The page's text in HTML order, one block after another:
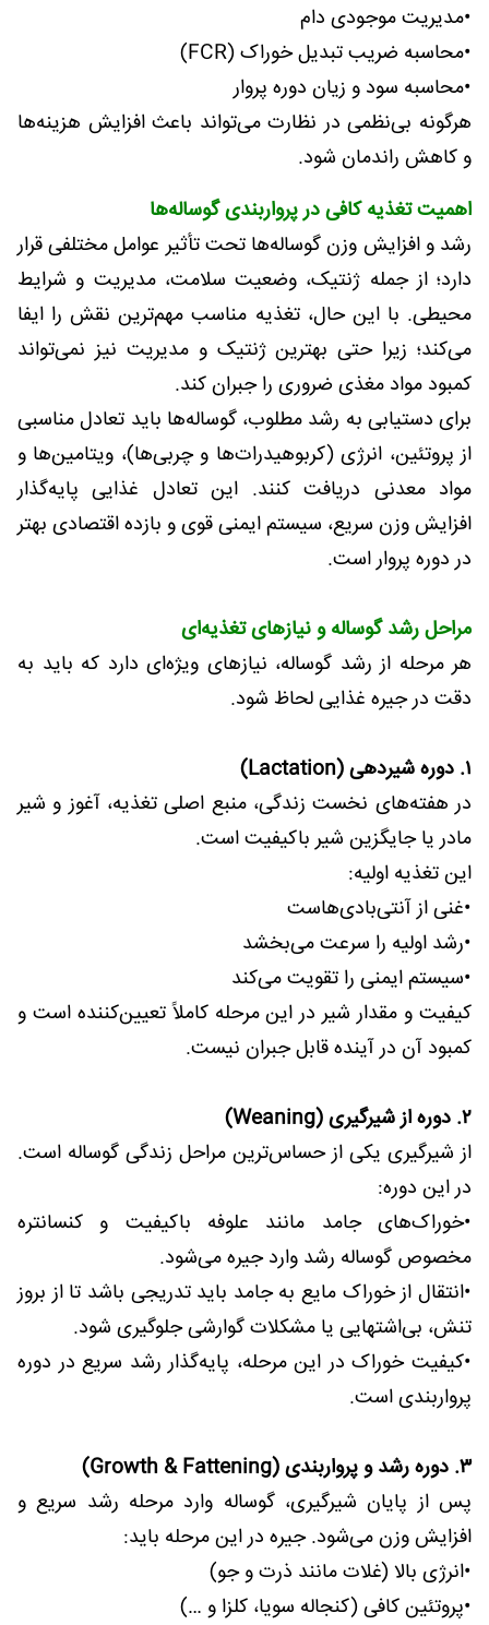
•مدیریت موجودی دام
•محاسبه ضریب تبدیل خوراک (FCR)
•محاسبه سود و زیان دوره پروار
هرگونه بی‌نظمی در نظارت می‌تواند باعث افزایش هزینه‌ها
و کاهش راندمان شود.
اهمیت تغذیه کافی در پرواربندی گوساله‌ها
رشد و افزایش وزن گوساله‌ها تحت تأثیر عوامل مختلفی قرار
دارد؛ از جمله ژنتیک، وضعیت سلامت، مدیریت و شرایط
محیطی. با این حال، تغذیه مناسب مهم‌ترین نقش را ایفا
می‌کند؛ زیرا حتی بهترین ژنتیک و مدیریت نیز نمی‌تواند
کمبود مواد مغذی ضروری را جبران کند.
برای دستیابی به رشد مطلوب، گوساله‌ها باید تعادل مناسبی
از پروتئین، انرژی (کربوهیدرات‌ها و چربی‌ها)، ویتامین‌ها و
مواد معدنی دریافت کنند. این تعادل غذایی پایه‌گذار
افزایش وزن سریع، سیستم ایمنی قوی و بازده اقتصادی بهتر
در دوره پروار است.
مراحل رشد گوساله و نیازهای تغذیه‌ای
هر مرحله از رشد گوساله، نیازهای ویژه‌ای دارد که باید به
دقت در جیره غذایی لحاظ شود.
۱. دوره شیردهی (Lactation)
در هفته‌های نخست زندگی، منبع اصلی تغذیه، آغوز و شیر
مادر یا جایگزین شیر باکیفیت است.
این تغذیه اولیه:
•غنی از آنتی‌بادی‌هاست
•رشد اولیه را سرعت می‌بخشد
•سیستم ایمنی را تقویت می‌کند
کیفیت و مقدار شیر در این مرحله کاملاً تعیین‌کننده است و
کمبود آن در آینده قابل جبران نیست.
۲. دوره از شیرگیری (Weaning)
از شیرگیری یکی از حساس‌ترین مراحل زندگی گوساله است.
در این دوره:
•خوراک‌های جامد مانند علوفه باکیفیت و کنسانتره
مخصوص گوساله رشد وارد جیره می‌شود.
•انتقال از خوراک مایع به جامد باید تدریجی باشد تا از بروز
تنش، بی‌اشتهایی یا مشکلات گوارشی جلوگیری شود.
•کیفیت خوراک در این مرحله، پایه‌گذار رشد سریع در دوره
پرواربندی است.
۳. دوره رشد و پرواربندی (Growth & Fattening)
پس از پایان شیرگیری، گوساله وارد مرحله رشد سریع و
افزایش وزن می‌شود. جیره در این مرحله باید:
•انرژی بالا (غلات مانند ذرت و جو)
•پروتئین کافی (کنجاله سویا، کلزا و …)